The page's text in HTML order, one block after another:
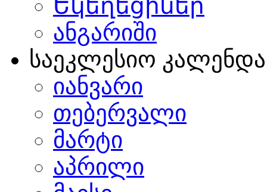
Եկեղեցիներ
ანგარიში
საეკლესიო
იანვარი
თებერვალი
მარტი
აპრილი